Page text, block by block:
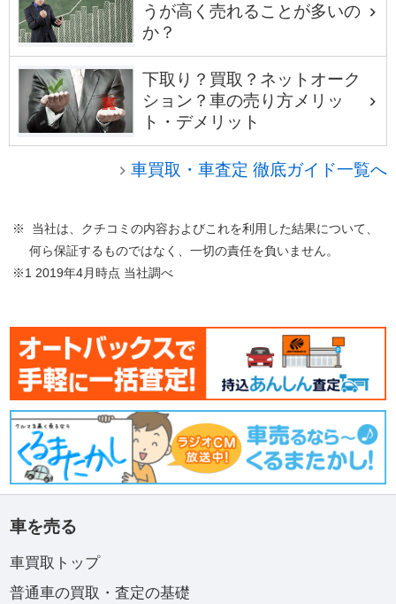
うが高く売れることが多いの
か？
下取り？買取？ネットオーク
ション？車の売り方メリッ
ト・デメリット
車買取・車査定 徹底ガイド一覧へ
※ 当社は、クチコミの内容およびこれを利用した結果について、
何ら保証するものではなく、一切の責任を負いません。
※1 2019年4月時点 当社調べ
車を売る
車買取トップ
普通車の買取・査定の基礎